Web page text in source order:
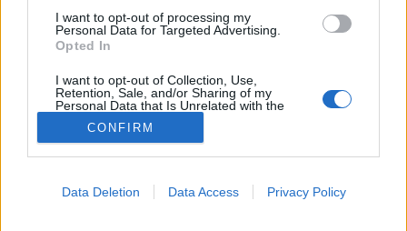
I want to opt-out of processing my
Personal Data for Targeted Advertising.
Opted In
I want to opt-out of Collection, Use,
Retention, Sale, and/or Sharing of my
Personal Data that Is Unrelated with the
Purposes for which it was collected.
Opted Out
CONFIRM
Data Deletion Data Access Privacy Policy
2025. május 03. 14:14